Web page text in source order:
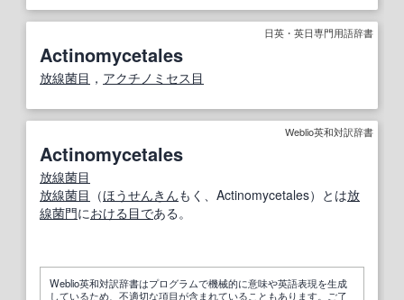
日英・英日専門用語辞書
Actinomycetales
放線菌目 ， アクチノミセス 目
Weblio英和対訳辞書
Actinomycetales
放線菌目
放線菌目 （ほうせんきんもく、Actinomycetales）とは放
線菌門における 目である。
Weblio英和対訳辞書はプログラムで機械的に意味や英語表現を生成
しているため、不適切な項目が含まれていることもあります。ご了